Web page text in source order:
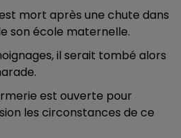
mort après une chute dans
son école maternelle.
il serait tombé alors
est ouverte pour
les circonstances de ce